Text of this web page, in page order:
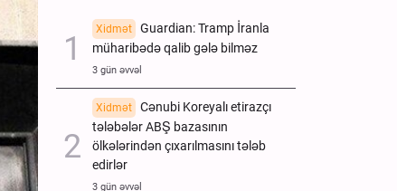
Xidmət
Guardian: Tramp İranla
müharibədə qalib gələ bilməz
3 gün əvvəl
Xidmət
Cənubi Koreyalı etirazçı
tələbələr ABŞ bazasının
ölkələrindən çıxarılmasını tələb
edirlər
3 gün əvvəl